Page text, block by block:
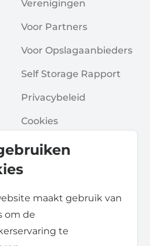
maakt gebruik van
om de
te
Verenigingen
Voor Partners
Voor Opslagaanbieders
Self Storage Rapport
Privacybeleid
Cookies
Algemene Voorwaarde